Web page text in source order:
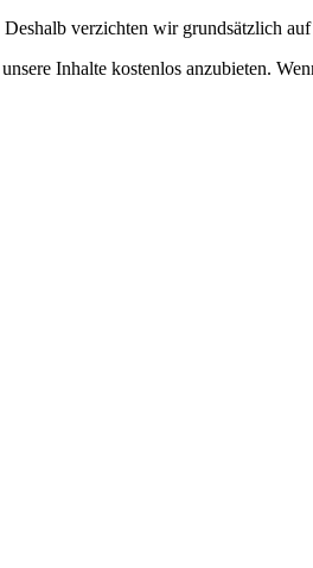
verzichten wir grundsätzlich
Inhalte kostenlos anzubieten.